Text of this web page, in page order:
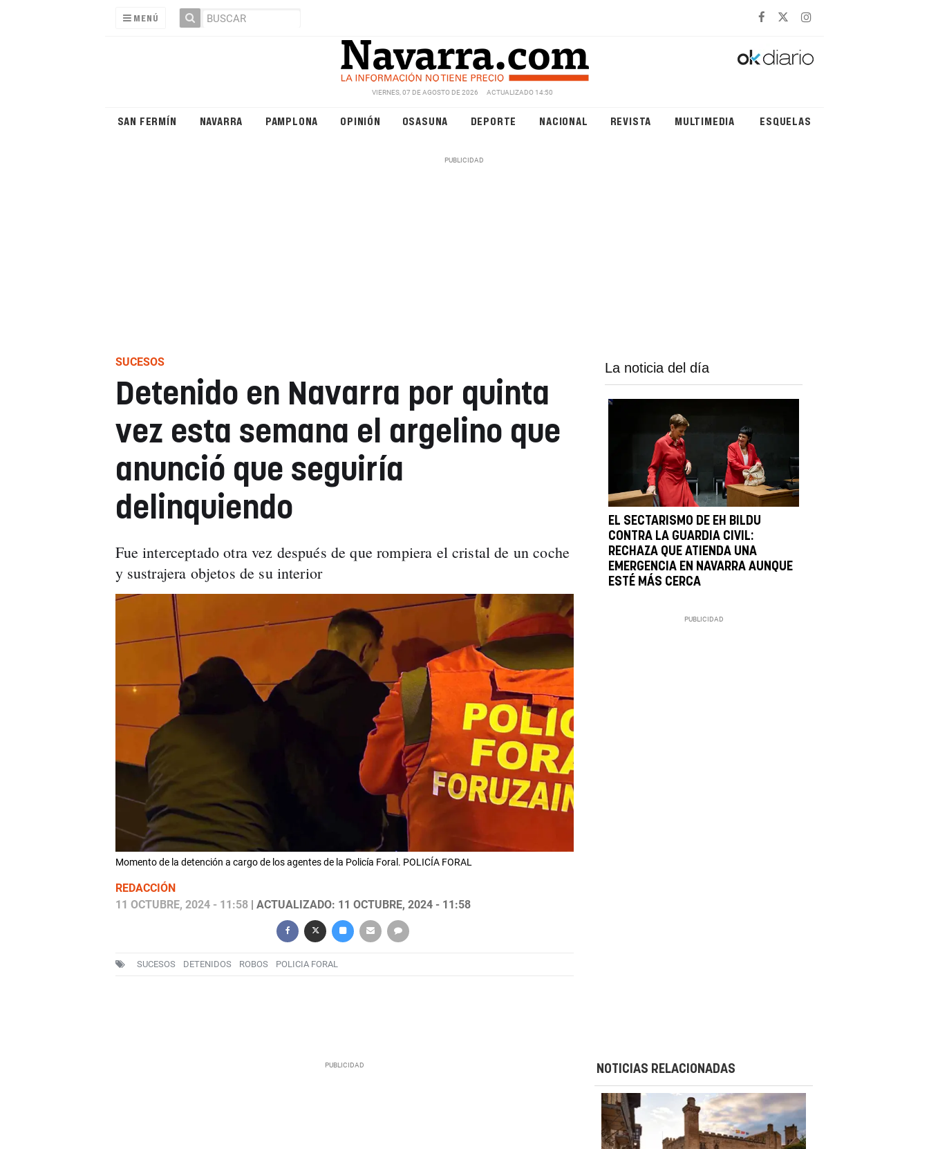
MENÚ
VIERNES, 07 DE AGOSTO DE 2026 ACTUALIZADO 14:50
SAN FERMÍN NAVARRA PAMPLONA OPINIÓN OSASUNA DEPORTE NACIONAL REVISTA MULTIMEDIA ESQUELAS
SUCESOS
Detenido en Navarra por quinta
vez esta semana el argelino que
anunció que seguiría
delinquiendo
Fue interceptado otra vez después de que rompiera el cristal de un coche
y sustrajera objetos de su interior
Momento de la detención a cargo de los agentes de la Policía Foral. POLICÍA FORAL
REDACCIÓN
11 OCTUBRE, 2024 - 11:58| ACTUALIZADO: 11 OCTUBRE, 2024 - 11:58
SUCESOS DETENIDOS ROBOS POLICIA FORAL
La noticia del día
EL SECTARISMO DE EH BILDU
CONTRA LA GUARDIA CIVIL:
RECHAZA QUE ATIENDA UNA
EMERGENCIA EN NAVARRA AUNQUE
ESTÉ MÁS CERCA
NOTICIAS RELACIONADAS